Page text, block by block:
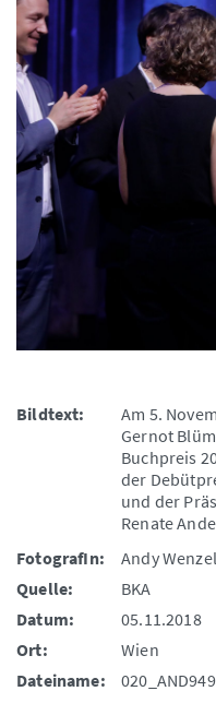
Bildtext:
Am 5.
Gernot
Buchpreis
der
und der
Renate
FotografIn:
Andy Wenzel
Quelle:
BKA
Datum:
05.11.2018
Ort:
Wien
Dateiname: